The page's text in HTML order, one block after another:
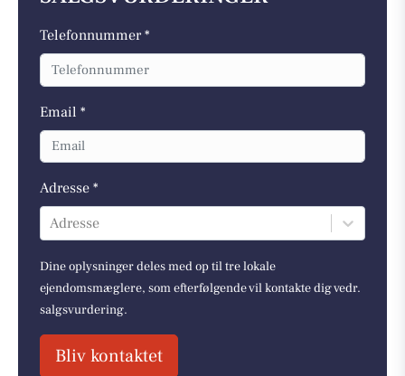
Telefonnummer *
Email *
Adresse *
Adresse
Dine oplysninger deles med op til tre lokale
ejendomsmæglere, som efterfølgende vil kontakte dig vedr.
salgsvurdering.
Bliv kontaktet